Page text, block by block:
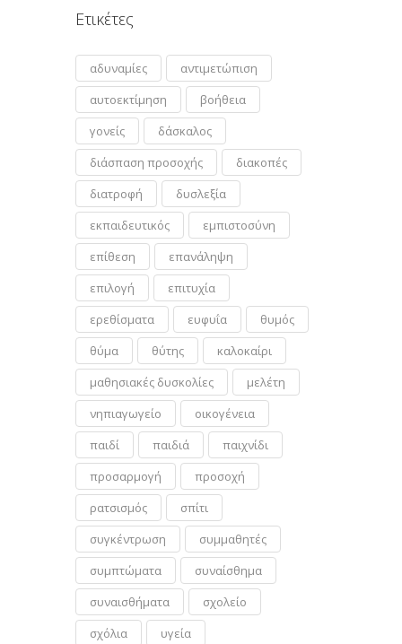
Ετικέτες
αδυναμίες
αντιμετώπιση
αυτοεκτίμηση
βοήθεια
γονείς
δάσκαλος
διάσπαση προσοχής
διακοπές
διατροφή
δυσλεξία
εκπαιδευτικός
εμπιστοσύνη
επίθεση
επανάληψη
επιλογή
επιτυχία
ερεθίσματα
ευφυΐα
θυμός
θύμα
θύτης
καλοκαίρι
μαθησιακές δυσκολίες
μελέτη
νηπιαγωγείο
οικογένεια
παιδί
παιδιά
παιχνίδι
προσαρμογή
προσοχή
ρατσισμός
σπίτι
συγκέντρωση
συμμαθητές
συμπτώματα
συναίσθημα
συναισθήματα
σχολείο
σχόλια
υγεία